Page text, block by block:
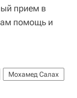
прием в
помощь и
Мохамед Салах